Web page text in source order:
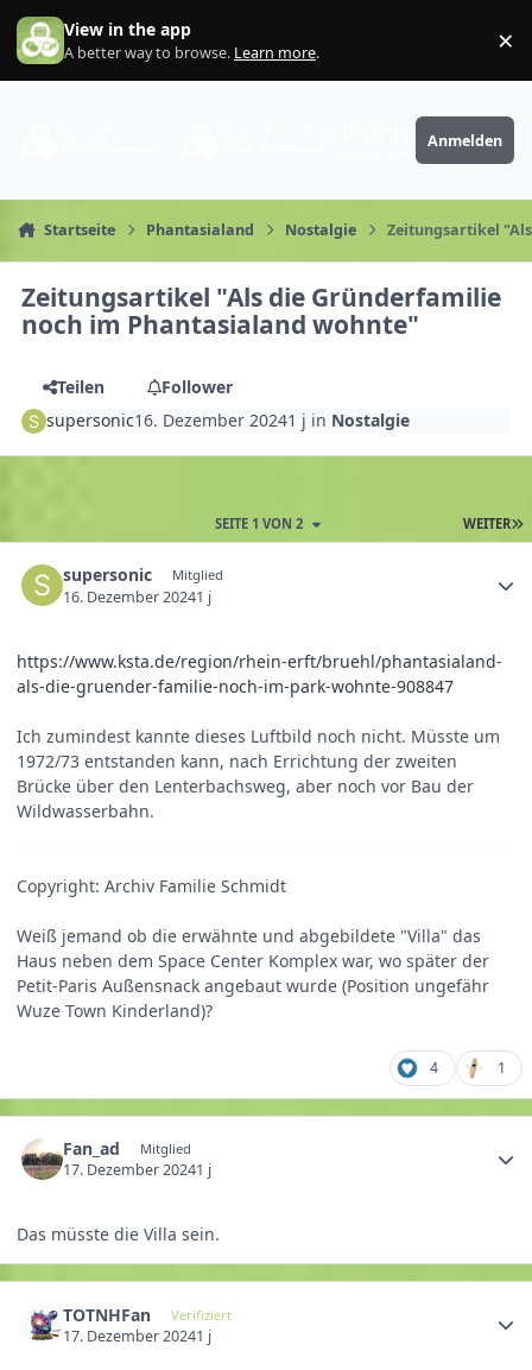
Zum Inhalt springen
View in the app
A better way to browse. Learn more. ×
PhantaFriends.de
Anmelden
Startseite Phantasialand Nostalgie Zeitungsartikel
Zeitungsartikel "Als die Gründerfamilie
noch im Phantasialand wohnte"
Teilen
Follower
supersonic16. Dezember 20241 j in Nostalgie
WEITER
SEITE 1 VON 2
supersonic Mitglied
16. Dezember 20241 j
https://www.ksta.de/region/rhein-erft/bruehl/phantasialand-
als-die-gruender-familie-noch-im-park-wohnte-908847
Ich zumindest kannte dieses Luftbild noch nicht. Müsste um
1972/73 entstanden kann, nach Errichtung der zweiten
Brücke über den Lenterbachsweg, aber noch vor Bau der
Wildwasserbahn.
Copyright: Archiv Familie Schmidt
Weiß jemand ob die erwähnte und abgebildete "Villa" das
Haus neben dem Space Center Komplex war, wo später der
Petit-Paris Außensnack angebaut wurde (Position ungefähr
Wuze Town Kinderland)?
4 1
Fan_ad Mitglied
17. Dezember 20241 j
Das müsste die Villa sein.
TOTNHFan Verifiziert
17. Dezember 20241 j